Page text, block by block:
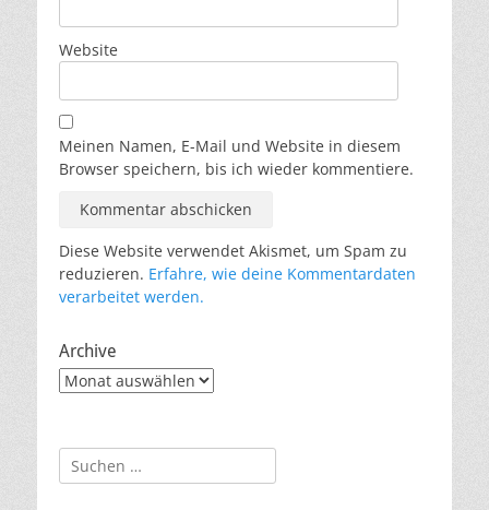
Website
Meinen Namen, E-Mail und Website in diesem
Browser speichern, bis ich wieder kommentiere.
Diese Website verwendet Akismet, um Spam zu
reduzieren. Erfahre, wie deine Kommentardaten
verarbeitet werden.
Archive
Archive
Suche
nach: